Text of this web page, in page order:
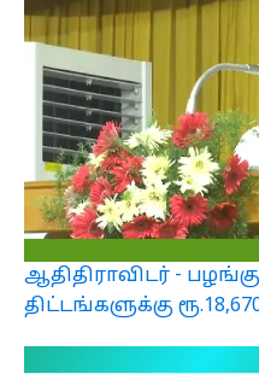
ஆதிதிராவிடர் -
திட்டங்களுக்கு